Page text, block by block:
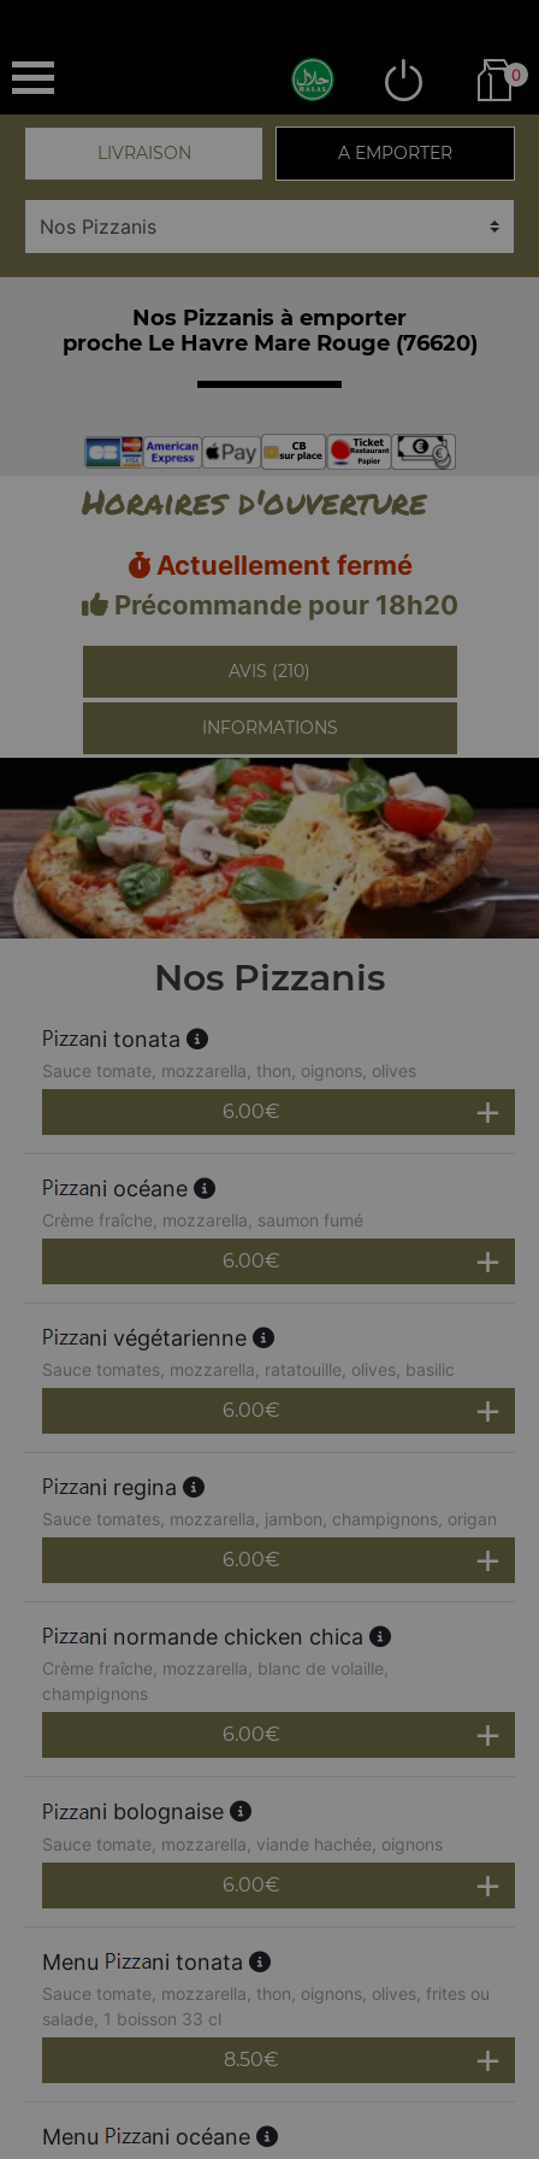
0
LIVRAISON A EMPORTER
Nos Pizzanis à emporter
proche Le Havre Mare Rouge (76620)
Horaires d'ouverture
Actuellement fermé
Précommande pour 18h20
AVIS (210)
INFORMATIONS
Nos Pizzanis
ni tonata
Sauce tomate, mozzarella, thon, oignons, olives
6.00€
ni océane
Crème fraîche, mozzarella, saumon fumé
6.00€
ni végétarienne
Sauce tomates, mozzarella, ratatouille, olives, basilic
6.00€
ni regina
Sauce tomates, mozzarella, jambon, champignons, origan
6.00€
ni normande chicken chica
Crème fraîche, mozzarella, blanc de volaille,
champignons
6.00€
ni bolognaise
Sauce tomate, mozzarella, viande hachée, oignons
6.00€
Menu ni tonata
Sauce tomate, mozzarella, thon, oignons, olives, frites ou
salade, 1 boisson 33 cl
8.50€
Menu ni océane